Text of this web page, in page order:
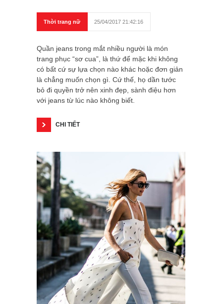
Thời trang nữ 25/04/2017 21:42:16
Quần jeans trong mắt nhiều người là món
trang phục “sơ cua”, là thứ để mặc khi không
có bất cứ sự lựa chọn nào khác hoặc đơn giản
là chẳng muốn chọn gì. Cứ thế, họ dần tước
bỏ đi quyền trở nên xinh đẹp, sành điệu hơn
với jeans từ lúc nào không biết.
CHI TIẾT